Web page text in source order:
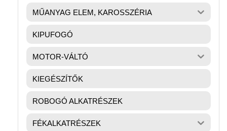
MŰANYAG ELEM, KAROSSZÉRIA
KIPUFOGÓ
MOTOR-VÁLTÓ
KIEGÉSZÍTŐK
ROBOGÓ ALKATRÉSZEK
FÉKALKATRÉSZEK